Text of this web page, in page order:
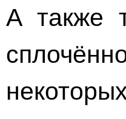
А также